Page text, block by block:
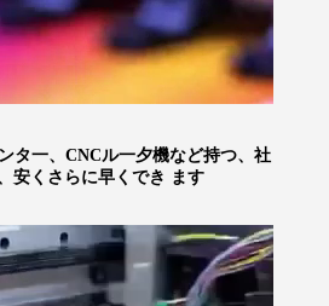
タ一、CNCル一夕機など持つ、社
安くさらに早くでき ます